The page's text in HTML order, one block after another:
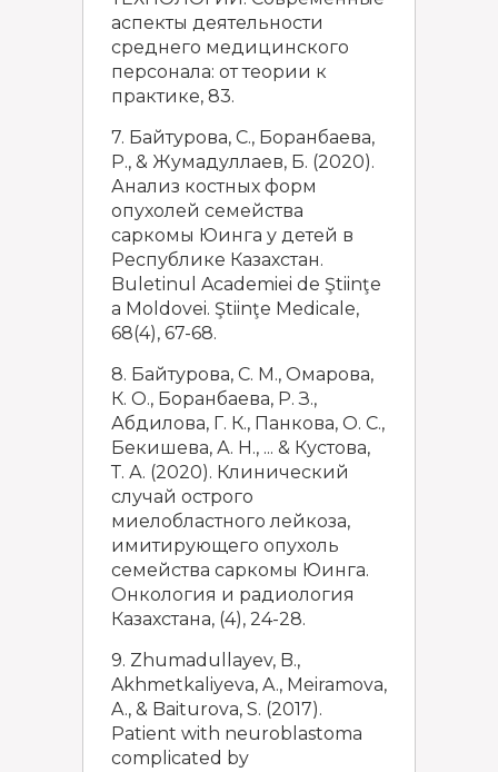
аспекты деятельности
среднего медицинского
персонала: от теории к
практике, 83.
7. Байтурова, С., Боранбаева,
Р., & Жумадуллаев, Б. (2020).
Анализ костных форм
опухолей семейства
саркомы Юинга у детей в
Республике Казахстан.
Buletinul Academiei de Ştiinţe
a Moldovei. Ştiinţe Medicale,
68(4), 67-68.
8. Байтурова, С. М., Омарова,
К. О., Боранбаева, Р. З.,
Абдилова, Г. К., Панкова, О. С.,
Бекишева, А. Н., ... & Кустова,
Т. А. (2020). Клинический
случай острого
миелобластного лейкоза,
имитирующего опухоль
семейства саркомы Юинга.
Онкология и радиология
Казахстана, (4), 24-28.
9. Zhumadullayev, B.,
Akhmetkaliyeva, A., Meiramova,
A., & Baiturova, S. (2017).
Patient with neuroblastoma
complicated by